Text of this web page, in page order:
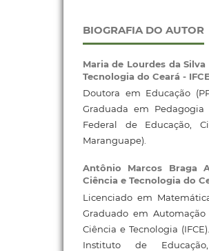
BIOGRAFIA DO AUTOR
Maria de Lourdes da Silva
Tecnologia do Ceará - IFCE
Doutora em Educação
Graduada em
Federal de Educação,
Maranguape).
Antônio Marcos Braga
Ciência e Tecnologia do
Licenciado em
Graduado em
Ciência e Tecnologia
Instituto de